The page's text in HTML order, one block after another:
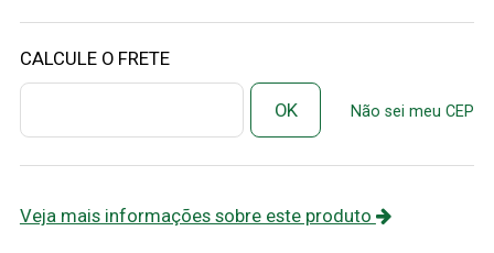
Não sei meu CEP
Veja mais informações sobre este produto